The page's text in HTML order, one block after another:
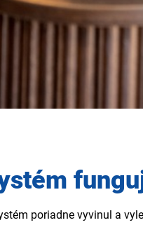
poriadne vyvinul a